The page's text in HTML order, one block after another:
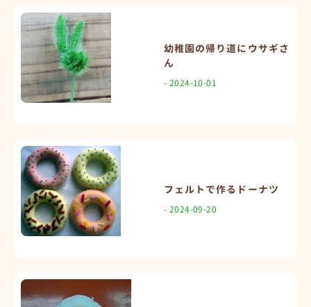
幼稚園の帰り道にウサギさ
ん
- 2024-10-01
フェルトで作るドーナツ
- 2024-09-20